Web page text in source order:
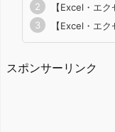
【Excel・エ
【Excel・エ
スポンサーリンク